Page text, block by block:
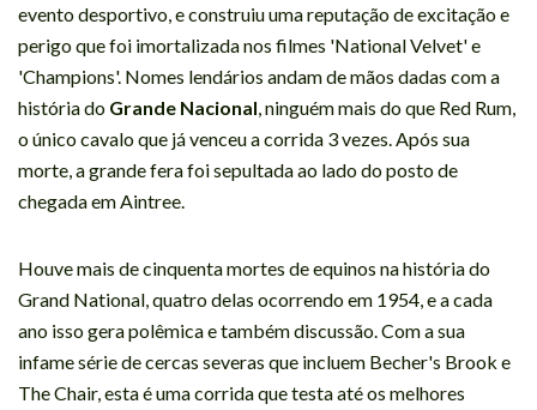
evento desportivo, e construiu uma reputação de excitação e
perigo que foi imortalizada nos filmes 'National Velvet' e
'Champions'. Nomes lendários andam de mãos dadas com a
história do Grande Nacional , ninguém mais do que Red Rum,
o único cavalo que já venceu a corrida 3 vezes. Após sua
morte, a grande fera foi sepultada ao lado do posto de
chegada em Aintree.
Houve mais de cinquenta mortes de equinos na história do
Grand National, quatro delas ocorrendo em 1954, e a cada
ano isso gera polêmica e também discussão. Com a sua
infame série de cercas severas que incluem Becher's Brook e
The Chair, esta é uma corrida que testa até os melhores